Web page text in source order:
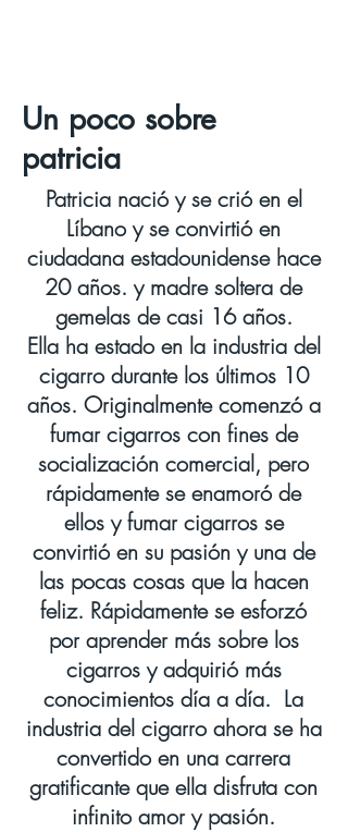
Un poco sobre
patricia
Patricia nació y se crió en el
Líbano y se convirtió en
ciudadana estadounidense hace
20 años. y madre soltera de
gemelas de casi 16 años.
Ella ha estado en la industria del
cigarro durante los últimos 10
años. Originalmente comenzó a
fumar cigarros con fines de
socialización comercial, pero
rápidamente se enamoró de
ellos y fumar cigarros se
convirtió en su pasión y una de
las pocas cosas que la hacen
feliz. Rápidamente se esforzó
por aprender más sobre los
cigarros y adquirió más
conocimientos día a día. La
industria del cigarro ahora se ha
convertido en una carrera
gratificante que ella disfruta con
infinito amor y pasión.